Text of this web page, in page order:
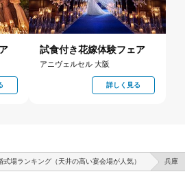
試食付き花嫁体験フェア
アニヴェルセル 大阪
詳しく見る
式場ランキング（天井の高い宴会場が人気） 兵庫